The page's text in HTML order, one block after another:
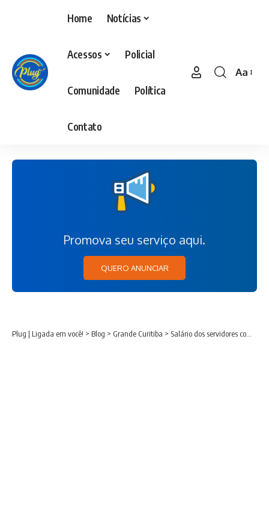
Home Notícias
Acessos Policial
Comunidade Política
Contato
Aa
Promova seu serviço aqui.
QUERO ANUNCIAR
Plug | Ligada em você! > Blog > Grande Curitiba > Salário dos servidores com novo reajuste em Contenda